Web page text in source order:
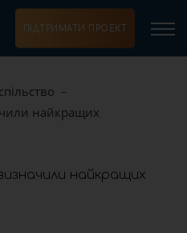
ПІДТРИМАТИ ПРОЕКТ
найкращих